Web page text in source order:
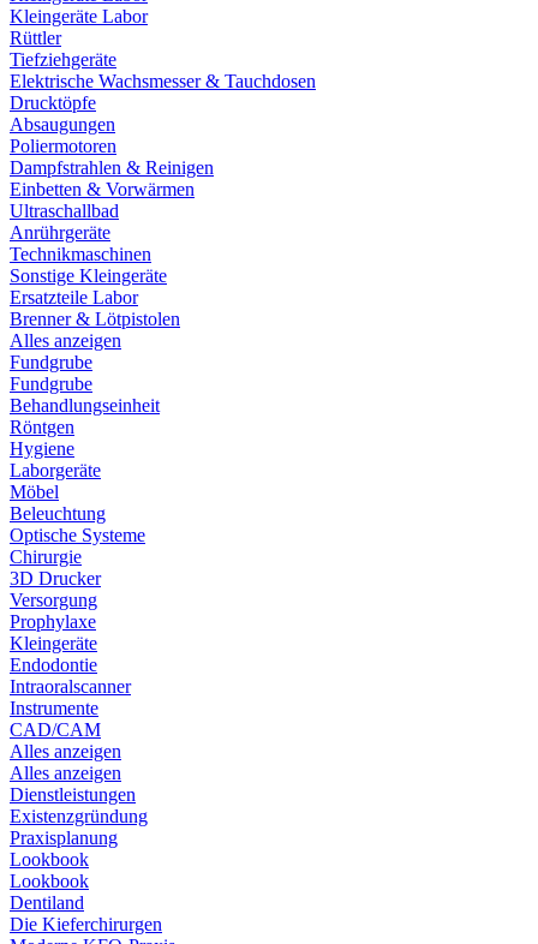
Kleingeräte Labor
Rüttler
Tiefziehgeräte
Elektrische Wachsmesser & Tauchdosen
Drucktöpfe
Absaugungen
Poliermotoren
Dampfstrahlen & Reinigen
Einbetten & Vorwärmen
Ultraschallbad
Anrührgeräte
Technikmaschinen
Sonstige Kleingeräte
Ersatzteile Labor
Brenner & Lötpistolen
Alles anzeigen
Fundgrube
Fundgrube
Behandlungseinheit
Röntgen
Hygiene
Laborgeräte
Möbel
Beleuchtung
Optische Systeme
Chirurgie
3D Drucker
Versorgung
Prophylaxe
Kleingeräte
Endodontie
Intraoralscanner
Instrumente
CAD/CAM
Alles anzeigen
Alles anzeigen
Dienstleistungen
Existenzgründung
Praxisplanung
Lookbook
Lookbook
Dentiland
Die Kieferchirurgen